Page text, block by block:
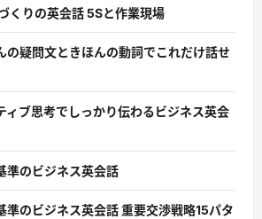
くりの英会話 5Sと作業現場
の疑問文ときほんの動詞でこれだけ話せ
ィブ思考でしっかり伝わるビジネス英会
準のビジネス英会話
準のビジネス英会話 重要交渉戦略15パタ